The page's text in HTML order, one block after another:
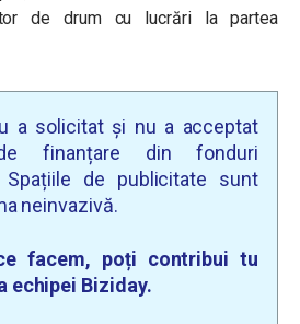
de drum cu lucrări la partea
a solicitat și nu a acceptat
finanțare din fonduri
Spațiile de publicitate sunt
neinvazivă.
facem, poți contribui tu
echipei Biziday.